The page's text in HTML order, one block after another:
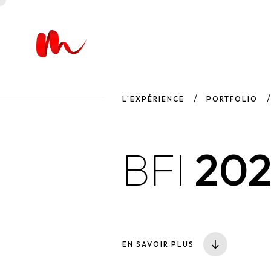
L'EXPÉRIENCE PORTFOLIO
BFI
EN SAVOIR PLUS